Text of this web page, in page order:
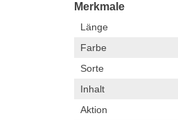
Merkmale
Länge
Farbe
Sorte
Inhalt
Aktion